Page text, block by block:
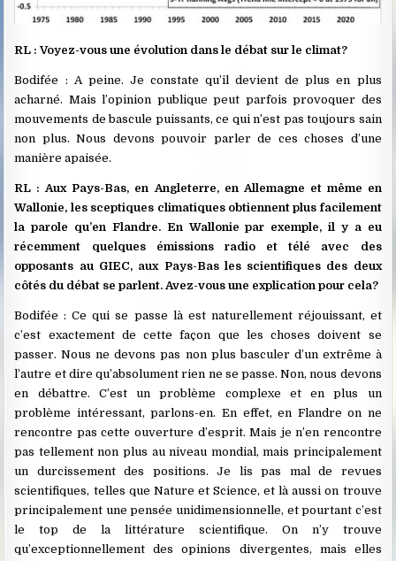
RL : Voyez-vous une évolution dans le débat sur le climat?
Bodifée : A peine. Je constate qu’il devient de plus en plus
acharné. Mais l’opinion publique peut parfois provoquer des
mouvements de bascule puissants, ce qui n’est pas toujours sain
non plus. Nous devons pouvoir parler de ces choses d’une
manière apaisée.
RL : Aux Pays-Bas, en Angleterre, en Allemagne et même en
Wallonie, les sceptiques climatiques obtiennent plus facilement
la parole qu’en Flandre. En Wallonie par exemple, il y a eu
récemment quelques émissions radio et télé avec des
opposants au GIEC, aux Pays-Bas les scientifiques des deux
côtés du débat se parlent. Avez-vous une explication pour cela?
Bodifée : Ce qui se passe là est naturellement réjouissant, et
c’est exactement de cette façon que les choses doivent se
passer. Nous ne devons pas non plus basculer d’un extrême à
l’autre et dire qu’absolument rien ne se passe. Non, nous devons
en débattre. C’est un problème complexe et en plus un
problème intéressant, parlons-en. En effet, en Flandre on ne
rencontre pas cette ouverture d’esprit. Mais je n’en rencontre
pas tellement non plus au niveau mondial, mais principalement
un durcissement des positions. Je lis pas mal de revues
scientifiques, telles que Nature et Science, et là aussi on trouve
principalement une pensée unidimensionnelle, et pourtant c’est
le top de la littérature scientifique. On n’y trouve
qu’exceptionnellement des opinions divergentes, mais elles